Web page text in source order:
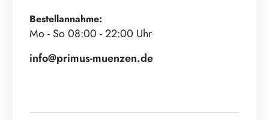
Bestellannahme:
Mo - So 08:00 - 22:00 Uhr
info@primus-muenzen.de